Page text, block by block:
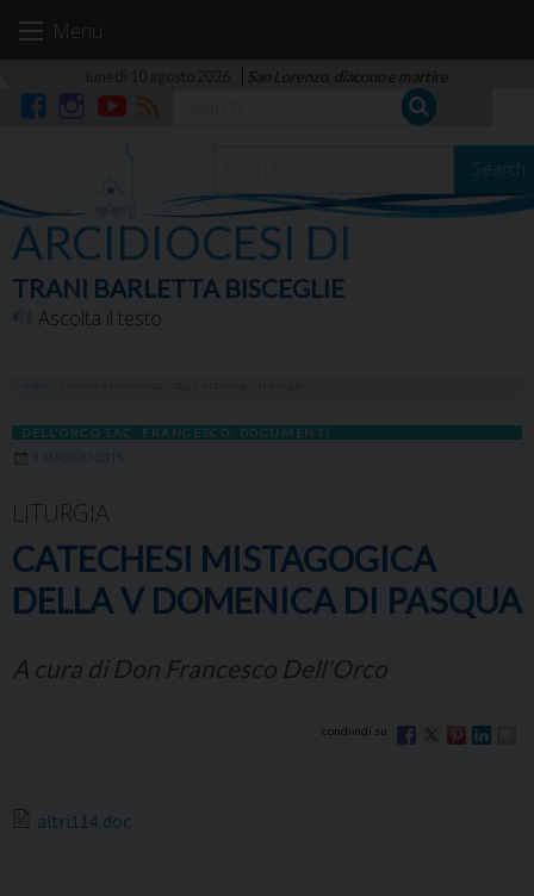
Menu
San Lorenzo, diacono e martire
Search
ARCIDIOCESI DI
TRANI BARLETTA BISCEGLIE
Ascolta il testo
DELL'ORCO SAC. FRANCESCO DOCUMENTI
3 MAGGIO 2015
LITURGIA
CATECHESI MISTAGOGICA
DELLA V DOMENICA DI PASQUA
A cura di Don Francesco Dell'Orco
altri114.doc